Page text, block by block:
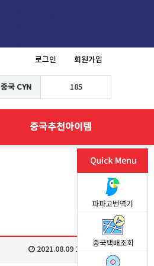
로그인 회원가입
중국 CYN 185
중국추천아이템
2021.08.09 13:05